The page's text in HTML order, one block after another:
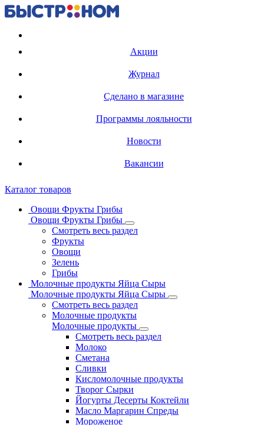
Акции
Журнал
Сделано в магазине
Программы лояльности
Новости
Вакансии
Каталог товаров
Овощи Фрукты Грибы
Овощи Фрукты Грибы
Смотреть весь раздел
Фрукты
Овощи
Зелень
Грибы
Молочные продукты Яйца Сыры
Молочные продукты Яйца Сыры
Смотреть весь раздел
Молочные продукты
Молочные продукты
Смотреть весь раздел
Молоко
Сметана
Сливки
Кисломолочные продукты
Творог Сырки
Йогурты Десерты Коктейли
Масло Маргарин Спреды
Мороженое